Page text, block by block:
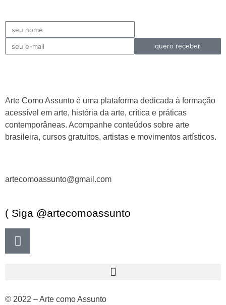
quero receber
Arte Como Assunto é uma plataforma dedicada à formação
acessível em arte, história da arte, crítica e práticas
contemporâneas. Acompanhe conteúdos sobre arte
brasileira, cursos gratuitos, artistas e movimentos artísticos.
artecomoassunto@gmail.com
( Siga @artecomoassunto
© 2022 – Arte como Assunto